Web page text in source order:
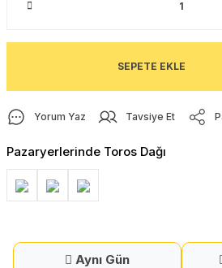
SEPETE EKLE
Yorum Yaz Tavsiye Et
Pazaryerlerinde Toros Dağı
Aynı Gün